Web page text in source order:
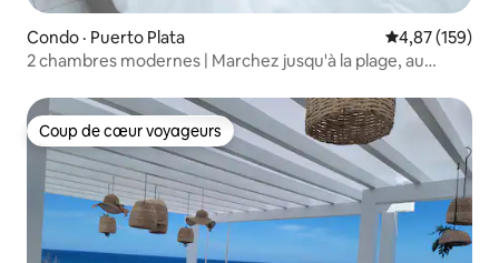
Condo · Puerto Plata Note
4,87 (159)
2 chambres modernes | Marchez jusqu'à la plage, au
Coup de cœur voyageurs
Coup de cœur voyageurs